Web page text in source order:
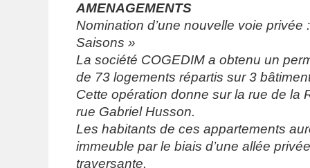
AMENAGEMENTS
Nomination d’une nouvelle voie privée
Saisons »
La société COGEDIM a obtenu un
de 73 logements répartis sur 3
Cette opération donne sur la rue de la
rue Gabriel Husson.
Les habitants de ces appartements
immeuble par le biais d’une allée
traversante.